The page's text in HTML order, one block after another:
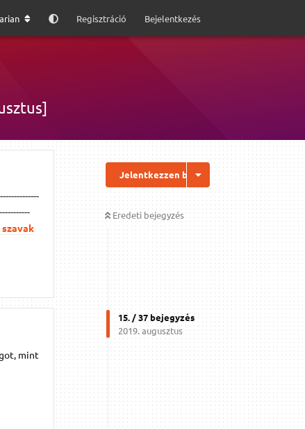
Regisztráció Bejelentkezés
Jelentkezzen be a válaszhoz
Eredeti bejegyzés
15. /37bejegyzés
2019. augusztus
szavak
mint